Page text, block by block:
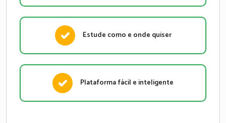
Estude como e onde quiser
Plataforma fácil e inteligente